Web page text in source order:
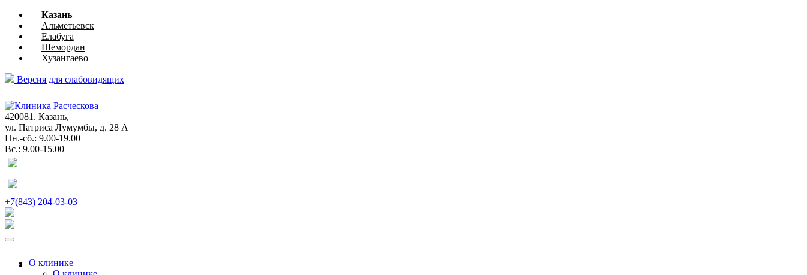
Казань
Альметьевск
Елабуга
Шемордан
Хузангаево
Версия для слабовидящих
420081. Казань,
ул. Патриса Лумумбы, д. 28 А
Пн.-сб.: 9.00-19.00
Вс.: 9.00-15.00
+7(843) 204-03-03
О клинике